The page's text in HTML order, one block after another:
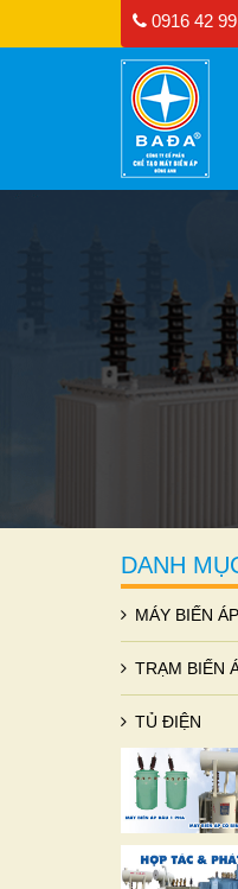
0916 42
DANH
MÁY BIẾN ÁP
TRẠM BIẾN
TỦ ĐIỆN